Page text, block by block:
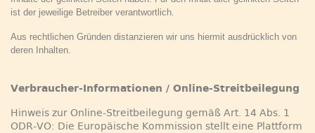
ist der jeweilige Betreiber verantwortlich.
Aus rechtlichen Gründen distanzieren wir uns hiermit ausdrücklich von
deren Inhalten.
Verbraucher-Informationen / Online-Streitbeilegung
Hinweis zur Online-Streitbeilegung gemäß Art. 14 Abs. 1
ODR-VO: Die Europäische Kommission stellt eine Plattform